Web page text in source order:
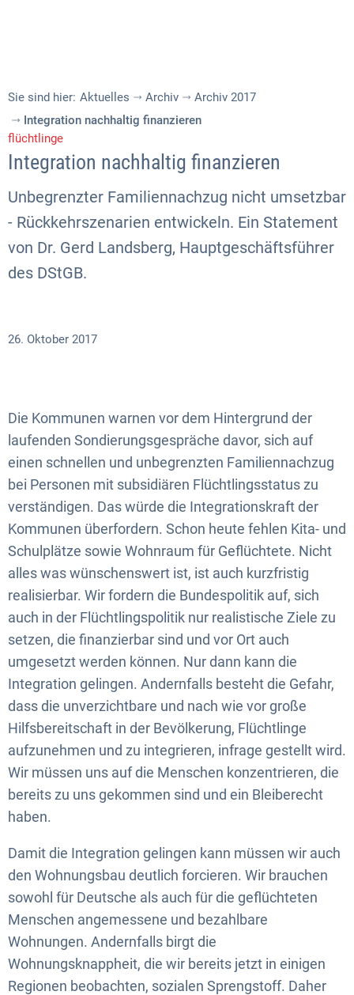
Sie sind hier: Aktuelles Archiv
Archiv 2017
Integration nachhaltig finanzieren
flüchtlinge
Integration nachhaltig finanzieren
Unbegrenzter Familiennachzug nicht umsetzbar
- Rückkehrszenarien entwickeln. Ein Statement
von Dr. Gerd Landsberg, Hauptgeschäftsführer
des DStGB.
26. Oktober 2017
Die Kommunen warnen vor dem Hintergrund der
laufenden Sondierungsgespräche davor, sich auf
einen schnellen und unbegrenzten Familiennachzug
bei Personen mit subsidiären Flüchtlingsstatus zu
verständigen. Das würde die Integrationskraft der
Kommunen überfordern. Schon heute fehlen Kita- und
Schulplätze sowie Wohnraum für Geflüchtete. Nicht
alles was wünschenswert ist, ist auch kurzfristig
realisierbar. Wir fordern die Bundespolitik auf, sich
auch in der Flüchtlingspolitik nur realistische Ziele zu
setzen, die finanzierbar sind und vor Ort auch
umgesetzt werden können. Nur dann kann die
Integration gelingen. Andernfalls besteht die Gefahr,
dass die unverzichtbare und nach wie vor große
Hilfsbereitschaft in der Bevölkerung, Flüchtlinge
aufzunehmen und zu integrieren, infrage gestellt wird.
Wir müssen uns auf die Menschen konzentrieren, die
bereits zu uns gekommen sind und ein Bleiberecht
haben.
Damit die Integration gelingen kann müssen wir auch
den Wohnungsbau deutlich forcieren. Wir brauchen
sowohl für Deutsche als auch für die geflüchteten
Menschen angemessene und bezahlbare
Wohnungen. Andernfalls birgt die
Wohnungsknappheit, die wir bereits jetzt in einigen
Regionen beobachten, sozialen Sprengstoff. Daher